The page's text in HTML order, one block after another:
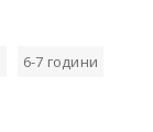
6-7 години